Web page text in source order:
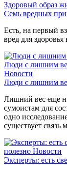
Здоровый образ
Семь вредных
Есть, на первый
вред для здоровья
Люди с лишним
Новости
Люди с лишним
Лишний вес еще
сумоистам для
одно
существует
полезно Новости
Эксперты: есть